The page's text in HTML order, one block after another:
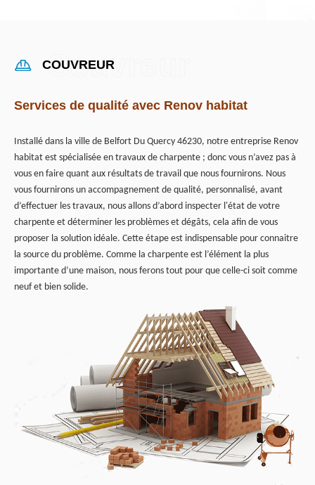
COUVREUR
Services de qualité avec Renov habitat
Installé dans la ville de Belfort Du Quercy 46230, notre entreprise Renov
habitat est spécialisée en travaux de charpente ; donc vous n’avez pas à
vous en faire quant aux résultats de travail que nous fournirons. Nous
vous fournirons un accompagnement de qualité, personnalisé, avant
d’effectuer les travaux, nous allons d’abord inspecter l'état de votre
charpente et déterminer les problèmes et dégâts, cela afin de vous
proposer la solution idéale. Cette étape est indispensable pour connaitre
la source du problème. Comme la charpente est l’élément la plus
importante d’une maison, nous ferons tout pour que celle-ci soit comme
neuf et bien solide.